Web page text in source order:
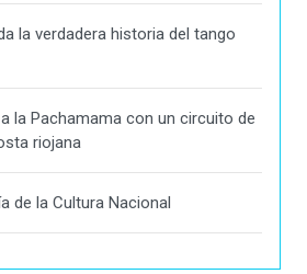
la verdadera historia del tango
la Pachamama con un circuito de
riojana
de la Cultura Nacional